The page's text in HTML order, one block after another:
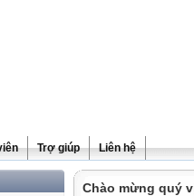
Trợ giúp Liên hệ
Chào mừng quý